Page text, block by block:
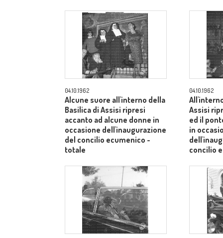
04.10.1962
Alcune suore all'interno della
Basilica di Assisi ripresi
accanto ad alcune donne in
occasione dell'inaugurazione
del concilio ecumenico -
totale
04.10.1962
Assisi
ed il
in
concilio